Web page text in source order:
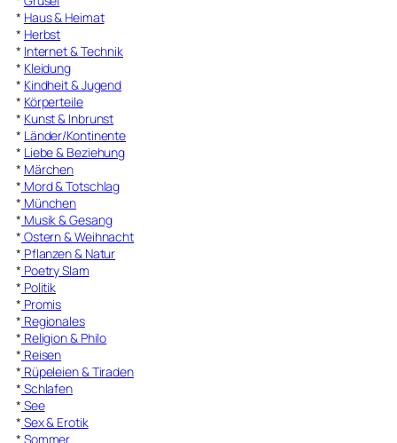
* Haus & Heimat
* Herbst
* Internet & Technik
* Kleidung
* Kindheit & Jugend
* Körperteile
* Kunst & Inbrunst
* Länder/Kontinente
* Liebe & Beziehung
* Märchen
* Mord & Totschlag
* München
* Musik & Gesang
* Ostern & Weihnacht
* Pflanzen & Natur
* Poetry Slam
* Politik
* Promis
* Regionales
* Religion & Philo
* Reisen
* Rüpeleien & Tiraden
* Schlafen
* See
* Sex & Erotik
* Sommer